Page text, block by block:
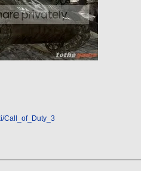
Call_of_Duty_3